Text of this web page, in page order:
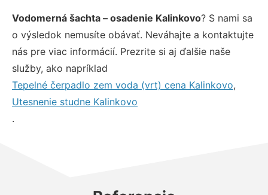
Vodomerná šachta – osadenie Kalinkovo? S nami sa
o výsledok nemusíte obávať. Neváhajte a kontaktujte
nás pre viac informácií. Prezrite si aj ďalšie naše
služby, ako napríklad
Tepelné čerpadlo zem voda (vrt) cena Kalinkovo,
Utesnenie studne Kalinkovo
.